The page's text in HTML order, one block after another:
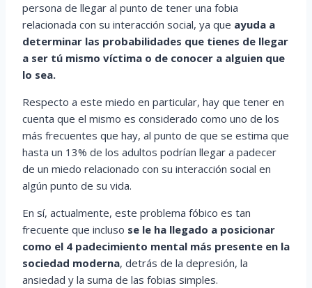
persona de llegar al punto de tener una fobia
relacionada con su interacción social, ya que ayuda a
determinar las probabilidades que tienes de llegar
a ser tú mismo víctima o de conocer a alguien que
lo sea.
Respecto a este miedo en particular, hay que tener en
cuenta que el mismo es considerado como uno de los
más frecuentes que hay, al punto de que se estima que
hasta un 13% de los adultos podrían llegar a padecer
de un miedo relacionado con su interacción social en
algún punto de su vida.
En sí, actualmente, este problema fóbico es tan
frecuente que incluso se le ha llegado a posicionar
como el 4 padecimiento mental más presente en la
sociedad moderna, detrás de la depresión, la
ansiedad y la suma de las fobias simples.